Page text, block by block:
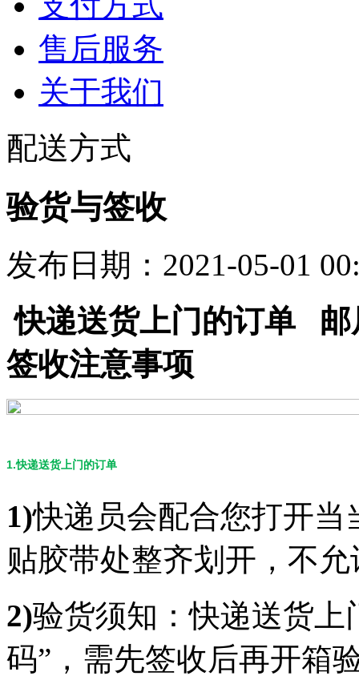
售后服务
关于我们
配送方式
验货与签收
发布日期：2021-05-01
快递送货上门的订单
签收注意事项
1.快递送货上门的订单
1)快递员会配合您打开
贴胶带处整齐划开，不
2)验货须知：快递送货上
码”，需先签收后再开箱